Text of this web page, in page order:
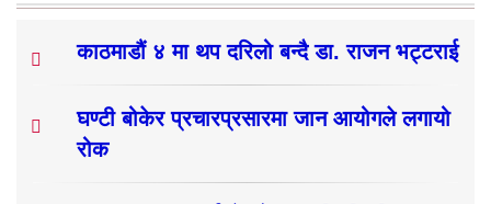
काठमाडौं ४ मा थप दरिलो बन्दै डा. राजन भट्टराई
घण्टी बोकेर प्रचारप्रसारमा जान आयोगले लगायो
रोक